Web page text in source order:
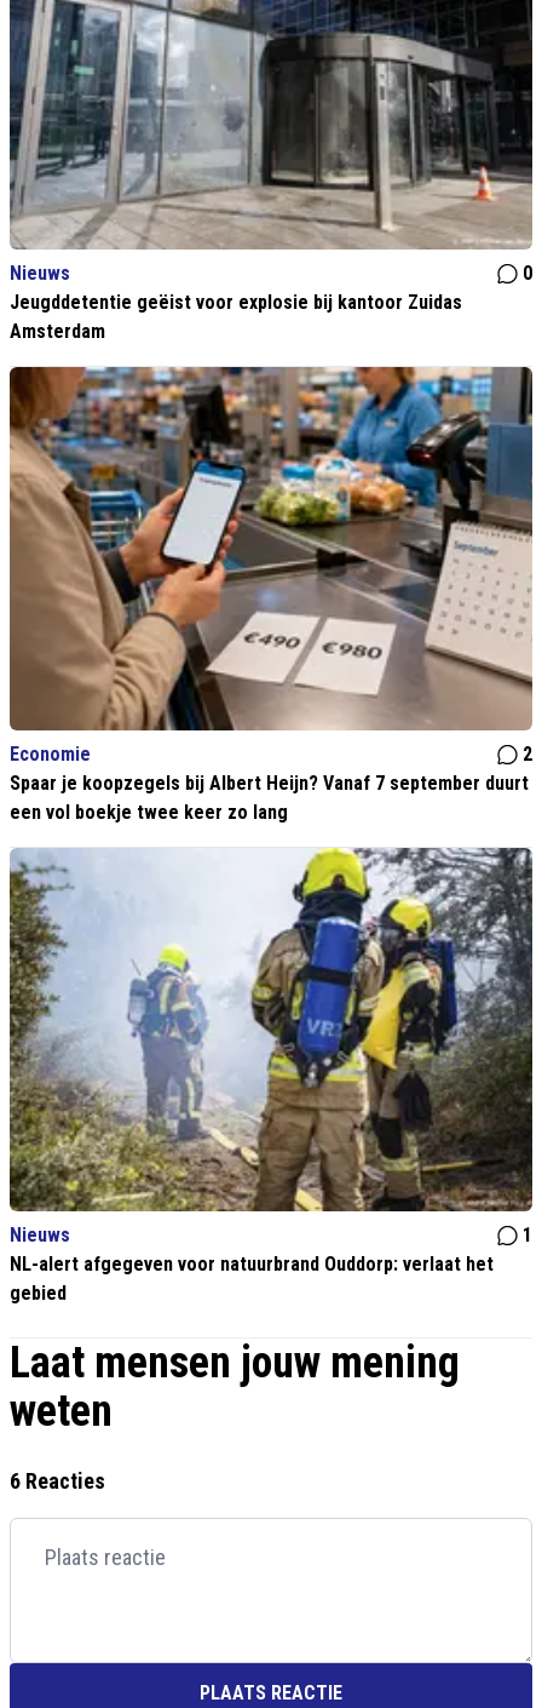
Nieuws
0
Jeugddetentie geëist voor explosie bij kantoor Zuidas
Amsterdam
Economie
2
Spaar je koopzegels bij Albert Heijn? Vanaf 7 september duurt
een vol boekje twee keer zo lang
Nieuws
1
NL-alert afgegeven voor natuurbrand Ouddorp: verlaat het
gebied
Laat mensen jouw mening
weten
6 Reacties
PLAATS REACTIE